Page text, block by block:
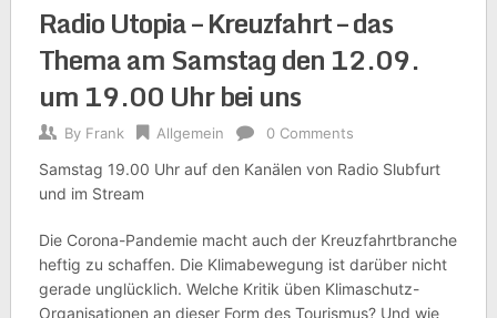
Radio Utopia – Kreuzfahrt – das
Thema am Samstag den 12.09.
um 19.00 Uhr bei uns
By Frank Allgemein 0 Comments
Samstag 19.00 Uhr auf den Kanälen von Radio Slubfurt
und im Stream
Die Corona-Pandemie macht auch der Kreuzfahrtbranche
heftig zu schaffen. Die Klimabewegung ist darüber nicht
gerade unglücklich. Welche Kritik üben Klimaschutz-
Organisationen an dieser Form des Tourismus? Und wie